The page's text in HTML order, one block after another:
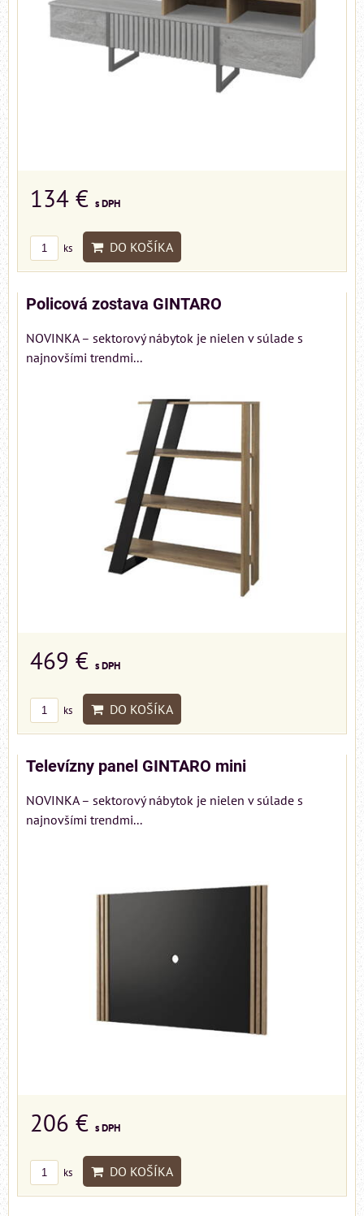
134 € s DPH
ks DO KOŠÍKA
Policová zostava GINTARO
NOVINKA – sektorový nábytok je nielen v súlade s
najnovšími trendmi...
469 € s DPH
ks DO KOŠÍKA
Televízny panel GINTARO mini
NOVINKA – sektorový nábytok je nielen v súlade s
najnovšími trendmi...
206 € s DPH
ks DO KOŠÍKA